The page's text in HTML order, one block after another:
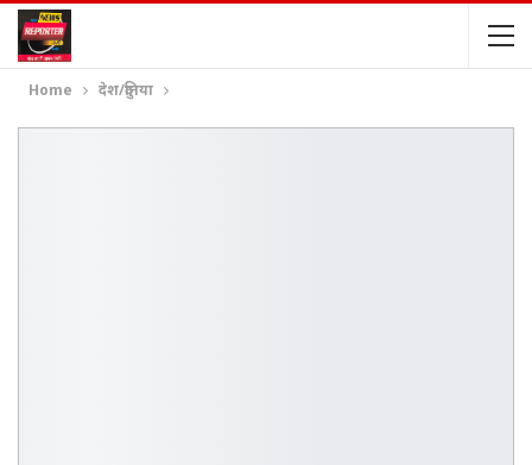
Home देश/दुनिया